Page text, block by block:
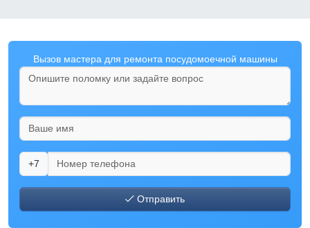
Вызов мастера для ремонта посудомоечной машины
+7
Отправить